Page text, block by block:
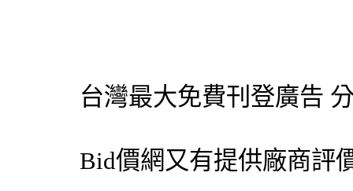
台灣最大免費刊登廣告
Bid價網 又有提供廠商評